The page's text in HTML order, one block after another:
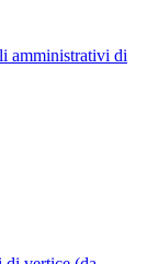
amministrativi di